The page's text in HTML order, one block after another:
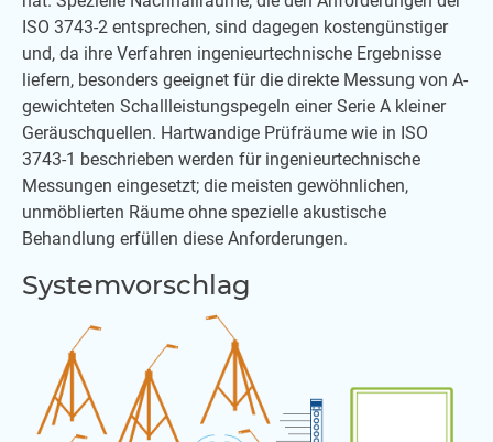
ISO 3743-2 entsprechen, sind dagegen kostengünstiger
und, da ihre Verfahren ingenieurtechnische Ergebnisse
liefern, besonders geeignet für die direkte Messung von A-
gewichteten Schallleistungspegeln einer Serie A kleiner
Geräuschquellen. Hartwandige Prüfräume wie in ISO
3743-1 beschrieben werden für ingenieurtechnische
Messungen eingesetzt; die meisten gewöhnlichen,
unmöblierten Räume ohne spezielle akustische
Behandlung erfüllen diese Anforderungen.
Systemvorschlag